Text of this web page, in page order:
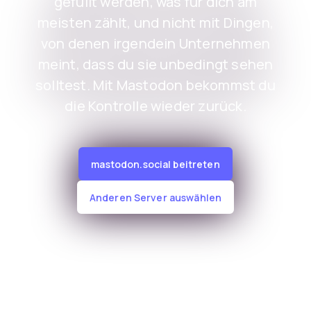
meisten zählt, und nicht mit Dingen,
von denen irgendein Unternehmen
meint, dass du sie unbedingt sehen
solltest. Mit Mastodon bekommst du
die Kontrolle wieder zurück.
mastodon.social beitreten
Anderen Server auswählen